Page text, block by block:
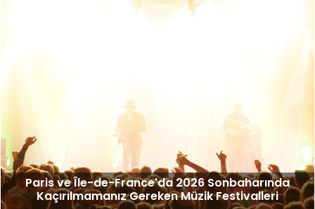
Paris ve Île-de-France'da 2026 Sonbaharında
Kaçırılmamanız Gereken Müzik Festivalleri